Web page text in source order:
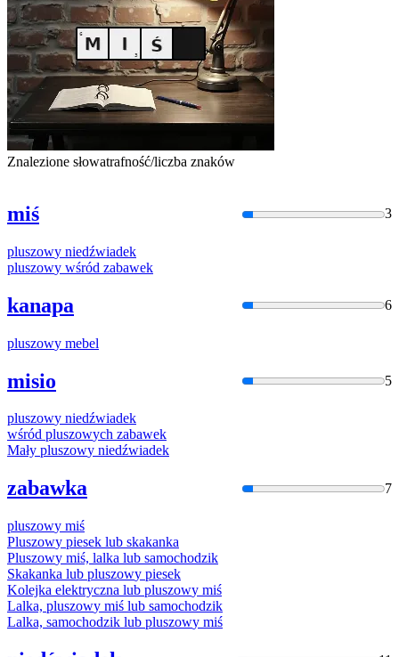
Znalezione słowatrafność/liczba znaków
miś 3
pluszowy niedźwiadek
pluszowy wśród zabawek
kanapa 6
pluszowy mebel
misio 5
pluszowy niedźwiadek
wśród pluszowych zabawek
Mały pluszowy niedźwiadek
zabawka 7
pluszowy miś
Pluszowy piesek lub skakanka
Pluszowy miś, lalka lub samochodzik
Skakanka lub pluszowy piesek
Kolejka elektryczna lub pluszowy miś
Lalka, pluszowy miś lub samochodzik
Lalka, samochodzik lub pluszowy miś